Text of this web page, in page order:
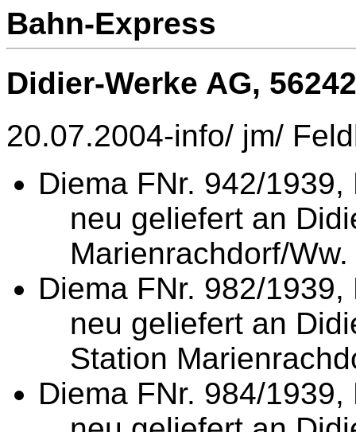
Bahn-Express
Didier-Werke AG,
20.07.2004-info/ jm/
Diema FNr. 942/1939,
neu geliefert an
Marienrachdorf/Ww.
Diema FNr. 982/1939,
neu geliefert an
Station
Diema FNr. 984/1939,